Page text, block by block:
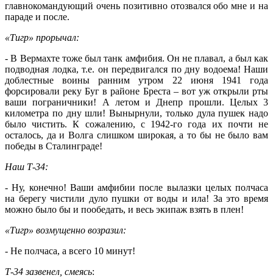
главнокомандующий очень позитивно отозвался обо мне и на
параде и после.
«Тигр» прорычал:
- В Вермахте тоже был танк амфибия. Он не плавал, а был как
подводная лодка, т.е. он передвигался по дну водоема! Наши
доблестные воины ранним утром 22 июня 1941 года
форсировали реку Буг в районе Бреста – вот уж открыли рты
ваши пограничники! А летом и Днепр прошли. Целых 3
километра по дну шли! Вынырнули, только дула пушек надо
было чистить. К сожалению, с 1942-го года их почти не
осталось, да и Волга слишком широкая, а то бы не было вам
победы в Сталинграде!
Наш Т-34:
- Ну, конечно! Ваши амфибии после вылазки целых полчаса
на берегу чистили дуло пушки от воды и ила! За это время
можно было бы и пообедать, и весь экипаж взять в плен!
«Тигр» возмущенно возразил:
- Не полчаса, а всего 10 минут!
Т-34 зазвенел, смеясь: